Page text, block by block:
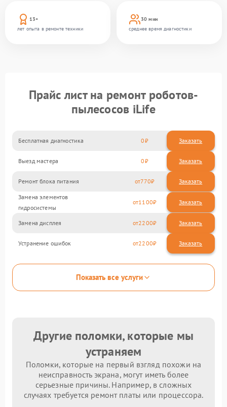
13+
лет опыта в ремонте техники
30 мин
среднее время диагностики
Прайс лист на ремонт роботов-
пылесосов iLife
Бесплатная диагностика 0 Заказать
Выезд мастера 0 Заказать
Ремонт блока питания 770
Замена элементов
гидросистемы
1100
Замена дисплея 2200
Устранение ошибок 2200
Показать все услуги
Другие поломки, которые мы
устраняем
Поломки, которые на первый взгляд похожи на
неисправность экрана, могут иметь более
серьезные причины. Например, в сложных
случаях требуется ремонт платы или процессора.